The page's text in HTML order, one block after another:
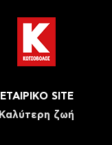
ΕΤΑΙΡΙΚΟ SITE
Καλύτερη ζωή